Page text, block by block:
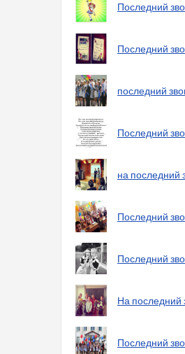
Последний
Последний
последний
Последний
на последний
Последний
Последний
На последний
Последний